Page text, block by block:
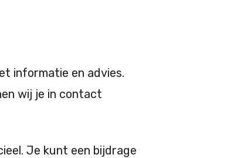
informatie en advies.
wij je in contact
Je kunt een bijdrage